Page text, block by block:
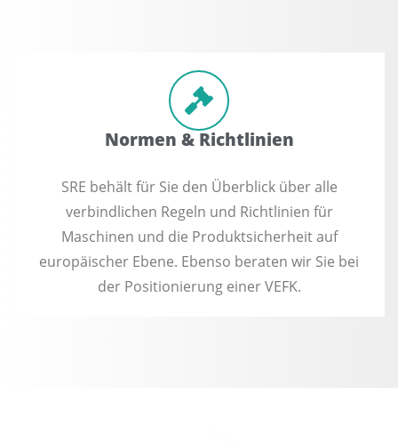
Normen & Richtlinien
SRE behält für Sie den Überblick über alle
verbindlichen Regeln und Richtlinien für
Maschinen und die Produktsicherheit auf
europäischer Ebene. Ebenso beraten wir Sie bei
der Positionierung einer VEFK.